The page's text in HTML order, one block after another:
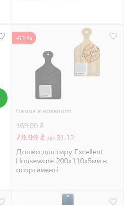
-53 %
Немає в наявності
169.00 ₴
79.99 ₴ до 31.12
Дошка для сиру Excellent
Houseware 200х110х5мм в
асортименті